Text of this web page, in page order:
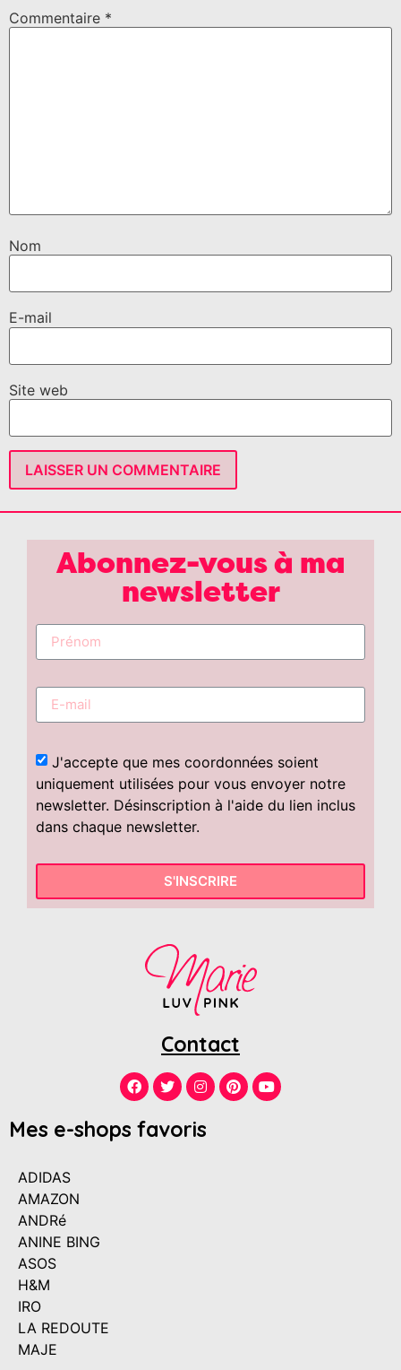
Commentaire *
Nom
E-mail
Site web
Abonnez-vous à ma
newsletter
J'accepte que mes coordonnées soient
uniquement utilisées pour vous envoyer notre
newsletter. Désinscription à l'aide du lien inclus
dans chaque newsletter.
S'INSCRIRE
Contact
Mes e-shops favoris
ADIDAS
AMAZON
ANDRé
ANINE BING
ASOS
H&M
IRO
LA REDOUTE
MAJE